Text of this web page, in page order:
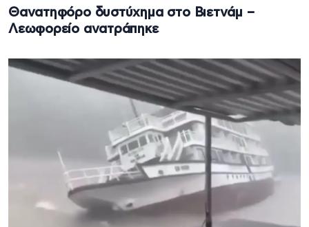
Θανατηφόρο δυστύχημα στο Βιετνάμ –
Λεωφορείο ανατράπηκε